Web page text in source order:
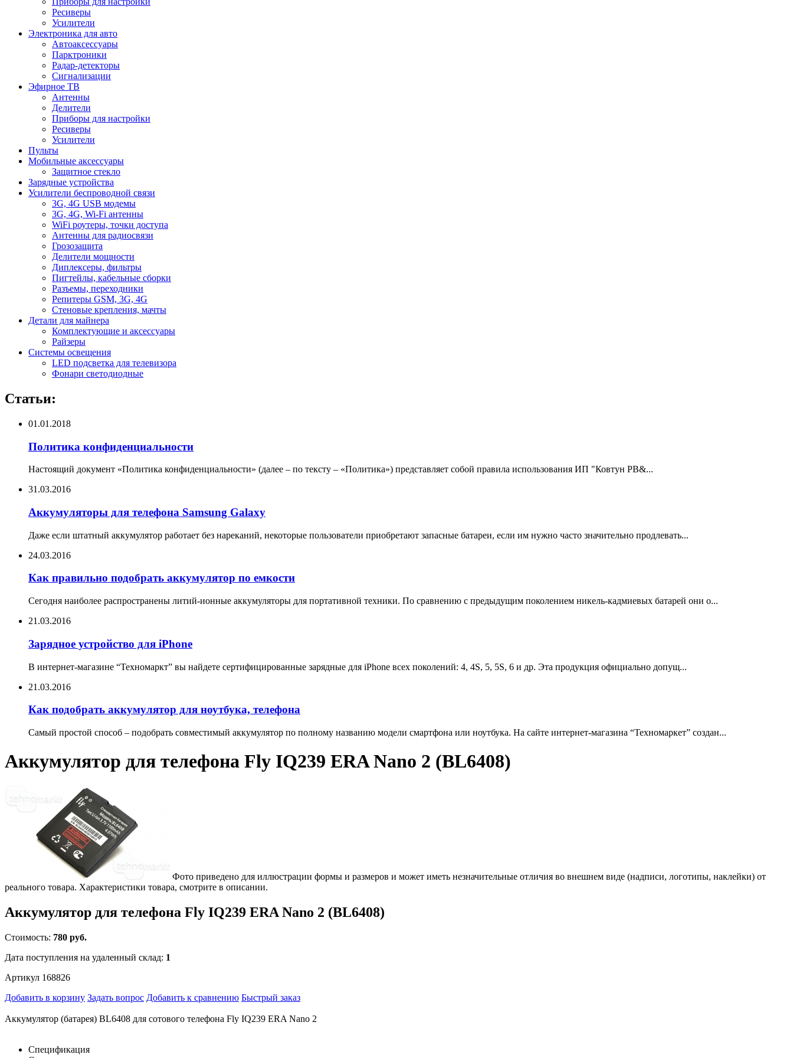
Ресиверы
Усилители
Электроника для авто
Автоаксессуары
Парктроники
Радар-детекторы
Сигнализации
Эфирное ТВ
Антенны
Делители
Приборы для настройки
Ресиверы
Усилители
Пульты
Мобильные аксессуары
Защитное стекло
Зарядные устройства
Усилители беспроводной связи
3G, 4G USB модемы
3G, 4G, Wi-Fi антенны
WiFi роутеры, точки доступа
Антенны для радиосвязи
Грозозащита
Делители мощности
Диплексеры, фильтры
Пигтейлы, кабельные сборки
Разъемы, переходники
Репитеры GSM, 3G, 4G
Стеновые крепления, мачты
Детали для майнера
Комплектующие и аксессуары
Райзеры
Системы освещения
LED подсветка для телевизора
Фонари светодиодные
Статьи:
01.01.2018
Политика конфиденциальности
Настоящий документ «Политика конфиденциальности» (далее – по тексту – «Политика») представляет собой правила использования ИП "Ковтун РВ&...
31.03.2016
Аккумуляторы для телефона Samsung Galaxy
Даже если штатный аккумулятор работает без нареканий, некоторые пользователи приобретают запасные батареи, если им нужно часто значительно продлевать...
24.03.2016
Как правильно подобрать аккумулятор по емкости
Сегодня наиболее распространены литий-ионные аккумуляторы для портативной техники. По сравнению с предыдущим поколением никель-кадмиевых батарей они о...
21.03.2016
Зарядное устройство для iPhone
В интернет-магазине “Техномаркт” вы найдете сертифицированные зарядные для iPhone всех поколений: 4, 4S, 5, 5S, 6 и др. Эта продукция официально допущ...
21.03.2016
Как подобрать аккумулятор для ноутбука, телефона
Самый простой способ – подобрать совместимый аккумулятор по полному названию модели смартфона или ноутбука. На сайте интернет-магазина “Техномаркет” создан...
Аккумулятор для телефона Fly IQ239 ERA Nano 2 (BL6408)
Фото приведено для иллюстрации формы и размеров и может иметь незначительные отличия во внешнем виде (надписи, логотипы, наклейки) от
реального товара. Характеристики товара, смотрите в описании.
Аккумулятор для телефона Fly IQ239 ERA Nano 2 (BL6408)
Стоимость: 780 руб.
Дата поступления на удаленный склад: 1
Артикул 168826
Добавить в корзину Задать вопрос Добавить к сравнению Быстрый заказ
Аккумулятор (батарея) BL6408 для сотового телефона Fly IQ239 ERA Nano 2
Спецификация